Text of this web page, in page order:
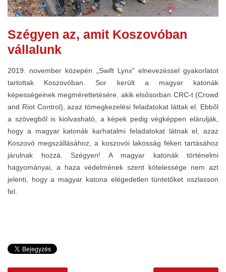
Szégyen az, amit Koszovóban
vállalunk
2019. november közepén „Swift Lynx” elnevezéssel gyakorlatot
tartottak Koszovóban. Sor került a magyar katonák
képességeinek megmérettetésére, akik elsősorban CRC-t (Crowd
and Riot Control), azaz tömegkezelési feladatokat láttak el. Ebből
a szövegből is kiolvasható, a képek pedig végképpen elárulják,
hogy a magyar katonák karhatalmi feladatokat látnak el, azaz
Koszovó megszállásához, a koszovói lakosság féken tartásához
járulnak hozzá. Szégyen! A magyar katonák történelmi
hagyományai, a haza védelmének szent kötelessége nem azt
jelenti, hogy a magyar katona elégedetlen tüntetőket oszlasson
fel.